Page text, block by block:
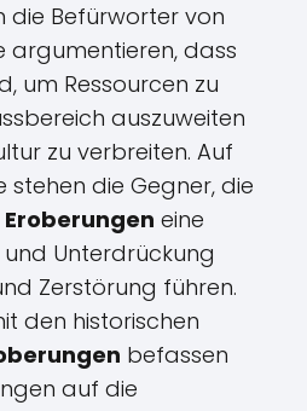
die Befürworter von
argumentieren, dass
um Ressourcen zu
auszuweiten
zu verbreiten. Auf
stehen die Gegner, die
Eroberungen eine
Unterdrückung
Zerstörung führen.
den historischen
befassen
auf die